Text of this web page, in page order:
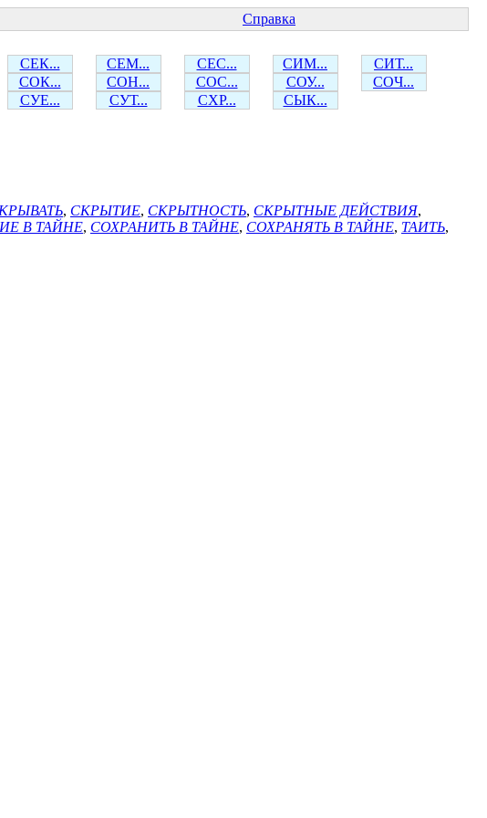
Справка
СЕК... СЕМ... СЕС... СИМ...
СИТ...
СОК... СОН... СОС... СОУ...
СОЧ...
СУЕ... СУТ... СХР... СЫК...
, СКРЫТИЕ, СКРЫТНОСТЬ, СКРЫТНЫЕ ДЕЙСТВИЯ,
В ТАЙНЕ, СОХРАНИТЬ В ТАЙНЕ, СОХРАНЯТЬ В ТАЙНЕ, ТАИТЬ,